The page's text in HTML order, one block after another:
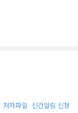
저자파일 신간알림 신청